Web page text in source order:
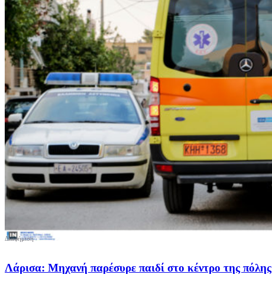
Λάρισα: Μηχανή παρέσυρε παιδί στο κέντρο της πόλης